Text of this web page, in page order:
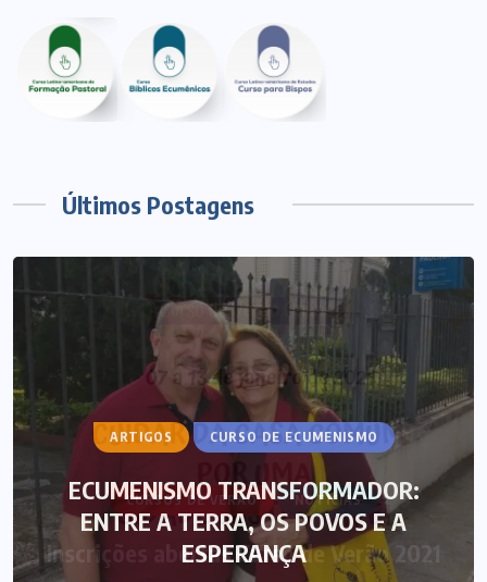
Últimos Postagens
ARTIGOS CURSO DE ECUMENISMO
ECUMENISMO TRANSFORMADOR:
ENTRE A TERRA, OS POVOS E A
ESPERANÇA